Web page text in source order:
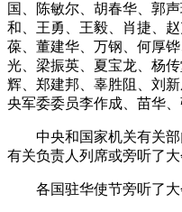
国、陈敏尔、胡春华、郭
和、王勇、王毅、肖捷、
葆、董建华、万钢、何厚
光、梁振英、夏宝龙、杨
辉、郑建邦、辜胜阻、刘
央军委委员李作成、苗华、
中央和国家机关有关部
有关负责人列席或旁听了大
各国驻华使节旁听了大